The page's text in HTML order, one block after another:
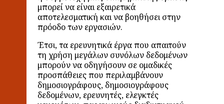
μπορεί να είναι εξαιρετικά
αποτελεσματική και να βοηθήσει στην
πρόοδο των εργασιών.
Έτσι, τα ερευνητικά έργα που απαιτούν
τη χρήση μεγάλων συνόλων δεδομένων
μπορούν να οδηγήσουν σε ομαδικές
προσπάθειες που περιλαμβάνουν
δημοσιογράφους, δημοσιογράφους
δεδομένων, ερευνητές, ελεγκτές